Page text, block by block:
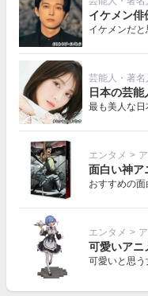
イケメン俳
イケメンだと
芸能人・著名
日本の芸
最も美人な日
エンタメ >
面白い神ア
おすすめの面
エンタメ >
可愛いアニ
可愛いと思う